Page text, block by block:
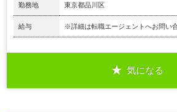
勤務地 東京都品川区
給与 ※詳細は転職エージェントへお問い
気になる